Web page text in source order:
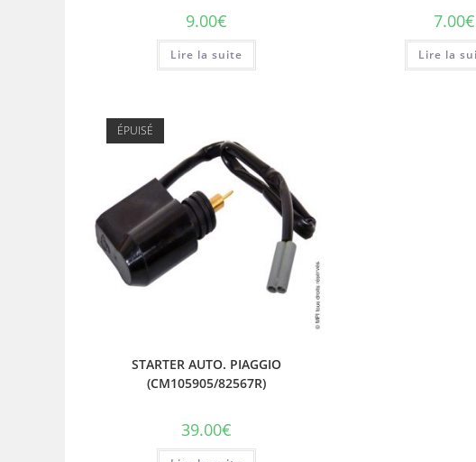
9.00€
Lire la suite
7.00€
Lire la
ÉPUISÉ
STARTER AUTO. PIAGGIO
(CM105905/82567R)
39.00€